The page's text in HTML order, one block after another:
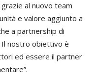
al nuovo team
e valore aggiunto a
a partnership di
nostro obiettivo è
ed essere il partner